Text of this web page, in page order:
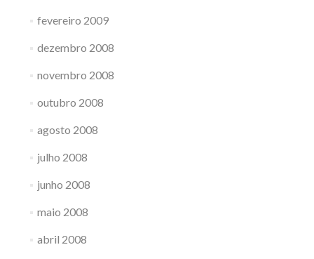
fevereiro 2009
dezembro 2008
novembro 2008
outubro 2008
agosto 2008
julho 2008
junho 2008
maio 2008
abril 2008